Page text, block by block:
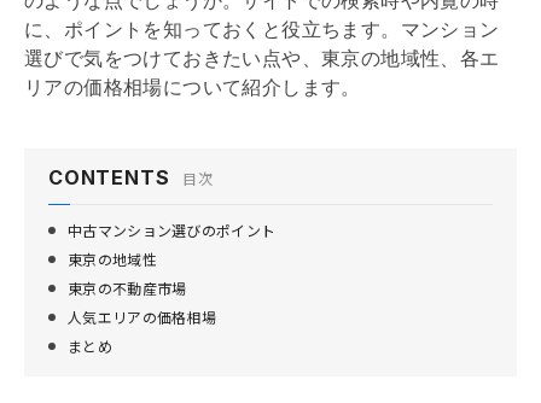
に、ポイントを知っておくと役立ちます。マンション
選びで気をつけておきたい点や、東京の地域性、各エ
リアの価格相場について紹介します。
CONTENTS 目次
中古マンション選びのポイント
東京の地域性
東京の不動産市場
人気エリアの価格相場
まとめ